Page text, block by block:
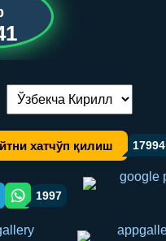
Тилни алмаштириш:
хатчўп қилиш 17994
orqali ulashish
WhatsApp orqali ulashish
1997